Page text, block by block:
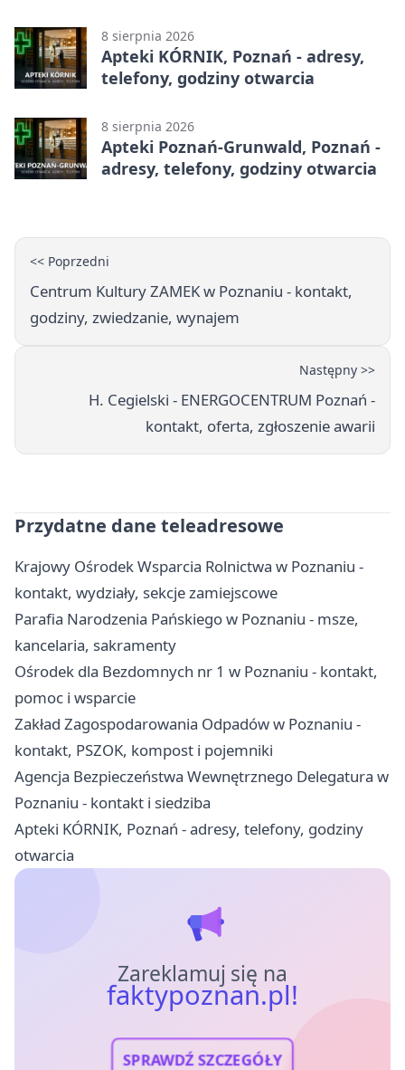
8 sierpnia 2026
Apteki KÓRNIK, Poznań - adresy,
telefony, godziny otwarcia
8 sierpnia 2026
Apteki Poznań-Grunwald, Poznań -
adresy, telefony, godziny otwarcia
<< Poprzedni
Centrum Kultury ZAMEK w Poznaniu - kontakt,
godziny, zwiedzanie, wynajem
Następny >>
H. Cegielski - ENERGOCENTRUM Poznań -
kontakt, oferta, zgłoszenie awarii
Przydatne dane teleadresowe
Krajowy Ośrodek Wsparcia Rolnictwa w Poznaniu -
kontakt, wydziały, sekcje zamiejscowe
Parafia Narodzenia Pańskiego w Poznaniu - msze,
kancelaria, sakramenty
Ośrodek dla Bezdomnych nr 1 w Poznaniu - kontakt,
pomoc i wsparcie
Zakład Zagospodarowania Odpadów w Poznaniu -
kontakt, PSZOK, kompost i pojemniki
Agencja Bezpieczeństwa Wewnętrznego Delegatura w
Poznaniu - kontakt i siedziba
Apteki KÓRNIK, Poznań - adresy, telefony, godziny
otwarcia
Zareklamuj się na
faktypoznan.pl!
SPRAWDŹ SZCZEGÓŁY